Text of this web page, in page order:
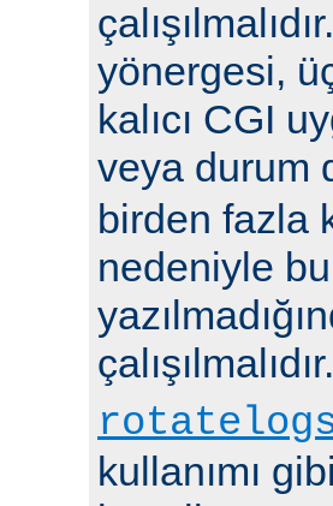
yönergesi,
kalıcı CGI
veya durum
birden fazla
nedeniyle
çalışılmalıdır.
kullanımı